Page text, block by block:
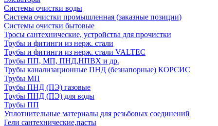
Системы очистки воды
Система очистки промышленная (заказные позиции)
Системы очистки бытовые
Тросы сантехнические, устройства для прочистки
Трубы и фитинги из нерж. стали
Трубы и фитинги из нерж. стали VALTEC
Трубы ПП, МП, ПНД,НПВХ и др.
Трубы канализационные ПНД (безнапорные) КОРСИС
Трубы МП
Трубы ПНД (ПЭ) газовые
Трубы ПНД (ПЭ) для воды
Трубы ПП
Уплотнительные материалы для резьбовых соединений
Гели сантехнические,пасты